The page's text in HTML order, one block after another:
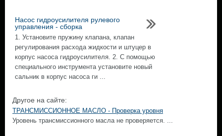
Насос гидроусилителя рулевого
управления - сборка
1. Установите пружину клапана, клапан
регулирования расхода жидкости и штуцер в
корпус насоса гидроусилителя. 2. С помощью
специального инструмента установите новый
сальник в корпус насоса ги ...
Другое на сайте:
ТРАНСМИССИОННОЕ МАСЛО - Проверка уровня
Уровень трансмиссионного масла не проверяется. ...